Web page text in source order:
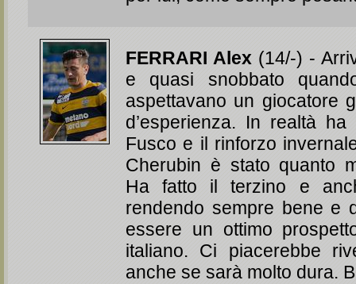
FERRARI Alex (14/-) -
e quasi snobbato
aspettavano un giocatore
d’esperienza. In realtà
Fusco e il rinforzo
Cherubin è stato quanto
Ha fatto il terzino e
rendendo sempre bene e
essere un ottimo
italiano. Ci piacerebbe
anche se sarà molto dura.